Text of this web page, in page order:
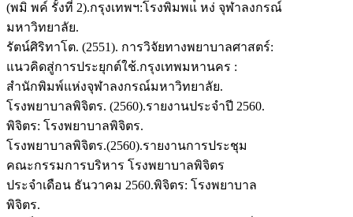
(พมิ พค์ รั้งที่ 2).กรุงเทพฯ:โรงพิมพแ์ หง่ จุฬาลงกรณ์
มหาวิทยาลัย.
รัตน์ศิริทาโต. (2551). การวิจัยทางพยาบาลศาสตร์:
แนวคิดสู่การประยุกต์ใช้.กรุงเทพมหานคร :
สำนักพิมพ์แห่งจุฬาลงกรณ์มหาวิทยาลัย.
โรงพยาบาลพิจิตร. (2560).รายงานประจำปี 2560.
พิจิตร: โรงพยาบาลพิจิตร.
โรงพยาบาลพิจิตร.(2560).รายงานการประชุม
คณะกรรมการบริหาร โรงพยาบาลพิจิตร
ประจำเดือน ธันวาคม 2560.พิจิตร: โรงพยาบาล
พิจิตร.